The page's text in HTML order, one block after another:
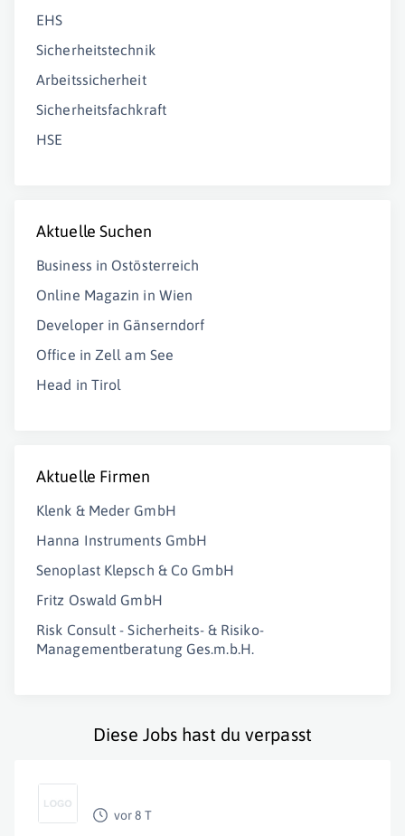
EHS
Sicherheitstechnik
Arbeitssicherheit
Sicherheitsfachkraft
HSE
Aktuelle Suchen
Business in Ostösterreich
Online Magazin in Wien
Developer in Gänserndorf
Office in Zell am See
Head in Tirol
Aktuelle Firmen
Klenk & Meder GmbH
Hanna Instruments GmbH
Senoplast Klepsch & Co GmbH
Fritz Oswald GmbH
Risk Consult - Sicherheits- & Risiko-
Managementberatung Ges.m.b.H.
Diese Jobs hast du verpasst
vor 8 T